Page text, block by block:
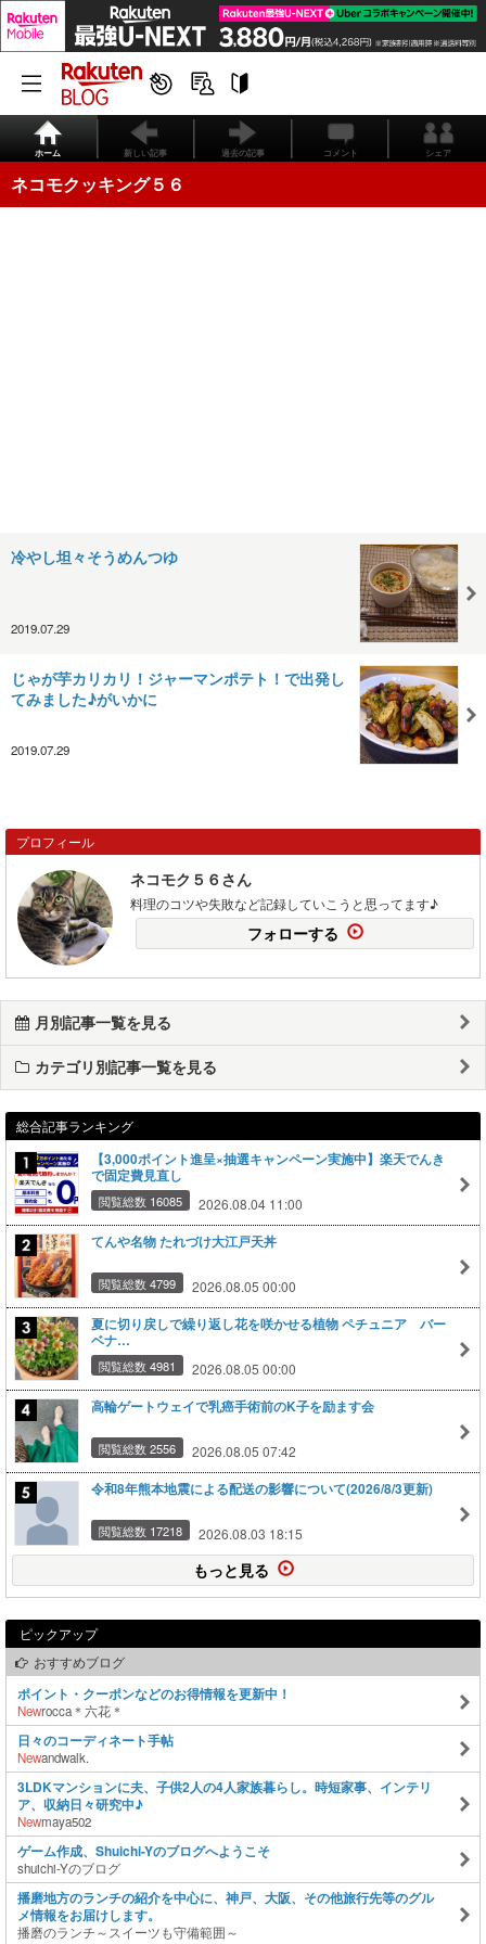
ホーム 新しい記事 過去の記事 コメント シェア
ネコモクッキング５６
冷やし坦々そうめんつゆ
2019.07.29
じゃが芋カリカリ！ジャーマンポテト！で出発し
てみました♪がいかに
2019.07.29
プロフィール
ネコモク５６さん
料理のコツや失敗など記録していこうと思ってます♪
フォローする
月別記事一覧を見る
カテゴリ別記事一覧を見る
総合記事ランキング
【3,000ポイント進呈×抽選キャンペーン実施中】楽天でんき
で固定費見直し
閲覧総数 16085 2026.08.04 11:00
てんや名物 たれづけ大江戸天丼
閲覧総数 4799 2026.08.05 00:00
夏に切り戻しで繰り返し花を咲かせる植物 ペチュニア バー
ベナ…
閲覧総数 4981 2026.08.05 00:00
高輪ゲートウェイで乳癌手術前のK子を励ます会
閲覧総数 2556 2026.08.05 07:42
令和8年熊本地震による配送の影響について(2026/8/3更新)
閲覧総数 17218 2026.08.03 18:15
もっと見る
ピックアップ
おすすめブログ
ポイント・クーポンなどのお得情報を更新中！
Newrocca＊六花＊
日々のコーディネート手帖
Newandwalk.
3LDKマンションに夫、子供2人の4人家族暮らし。時短家事、インテリ
ア、収納日々研究中♪
Newmaya502
ゲーム作成、Shuichi-Yのブログへようこそ
shuichi-Yのブログ
播磨地方のランチの紹介を中心に、神戸、大阪、その他旅行先等のグル
メ情報をお届けします。
播磨のランチ～スイーツも守備範囲～